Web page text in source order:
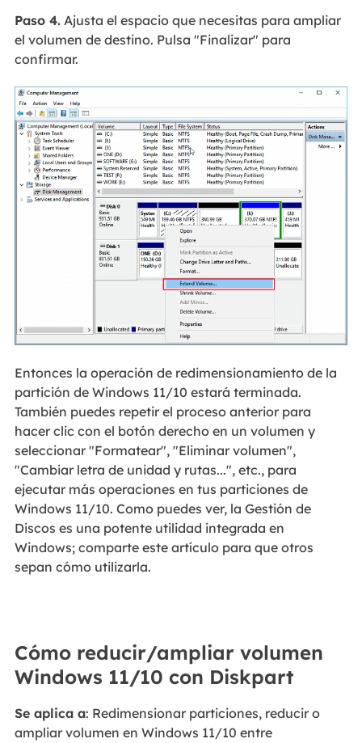
Paso 4.Ajusta el espacio que necesitas para ampliar
el volumen de destino. Pulsa "Finalizar" para
confirmar.
Entonces la operación de redimensionamiento de la
partición de Windows 11/10 estará terminada.
También puedes repetir el proceso anterior para
hacer clic con el botón derecho en un volumen y
seleccionar "Formatear", "Eliminar volumen",
"Cambiar letra de unidad y rutas...", etc., para
ejecutar más operaciones en tus particiones de
Windows 11/10. Como puedes ver, la Gestión de
Discos es una potente utilidad integrada en
Windows; comparte este artículo para que otros
sepan cómo utilizarla.
Cómo reducir/ampliar volumen
Windows 11/10 con Diskpart
Se aplica a: Redimensionar particiones, reducir o
ampliar volumen en Windows 11/10 entre